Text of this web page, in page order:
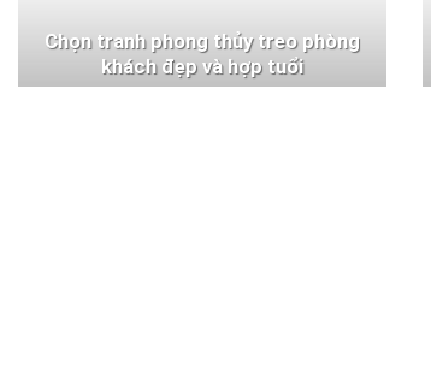
Chọn tranh phong thủy treo phòng
khách đẹp và hợp tuổi